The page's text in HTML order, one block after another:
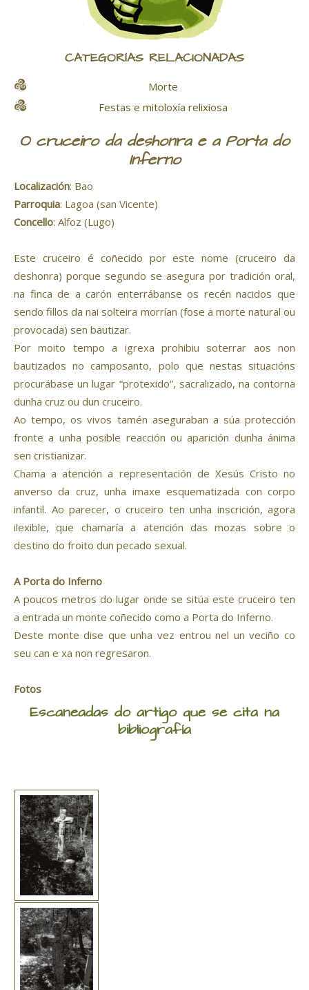
CATEGORÍAS RELACIONADAS
Morte
Festas e mitoloxía relixiosa
O cruceiro da deshonra e a Porta do
Inferno
Localización: Bao
Parroquia: Lagoa (san Vicente)
Concello: Alfoz (Lugo)
Este cruceiro é coñecido por este nome (cruceiro da
deshonra) porque segundo se asegura por tradición oral,
na finca de a carón enterrábanse os recén nacidos que
sendo fillos da nai solteira morrían (fose a morte natural ou
provocada) sen bautizar.
Por moito tempo a igrexa prohibiu soterrar aos non
bautizados no camposanto, polo que nestas situacións
procurábase un lugar “protexido”, sacralizado, na contorna
dunha cruz ou dun cruceiro.
Ao tempo, os vivos tamén aseguraban a súa protección
fronte a unha posible reacción ou aparición dunha ánima
sen cristianizar.
Chama a atención a representación de Xesús Cristo no
anverso da cruz, unha imaxe esquematizada con corpo
infantil. Ao parecer, o cruceiro ten unha inscrición, agora
ilexible, que chamaría a atención das mozas sobre o
destino do froito dun pecado sexual.
A Porta do Inferno
A poucos metros do lugar onde se sitúa este cruceiro ten
a entrada un monte coñecido como a Porta do Inferno.
Deste monte dise que unha vez entrou nel un veciño co
seu can e xa non regresaron.
Fotos
Escaneadas do artigo que se cita na
bibliografía